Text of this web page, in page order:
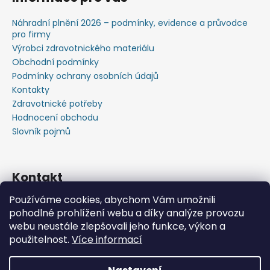
Používáme cookies, abychom Vám umožnili
pohodlné prohlížení webu a díky analýze provozu
webu neustále zlepšovali jeho funkce, výkon a
použitelnost. Více informací
Náhradní plnění 2026 – podmínky, evidence a průvodce
pro firmy
Výrobci zdravotnického materiálu
Obchodní podmínky
Podmínky ochrany osobních údajů
Kontakty
Zdravotnické potřeby
Hodnocení obchodu
Slovník pojmů
Kontakt
+420603583759 ,+420734720049
https://www.facebook.com/profile.php?id=615793934
37445
https://www.youtube.com/@michalverner7685